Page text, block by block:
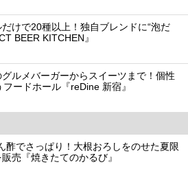
けで20種以上！独自ブレンドに“泡だ
BEER KITCHEN』
ルメバーガーからスイーツまで！個性
ードホール『reDine 新宿』
酢でさっぱり！大根おろしをのせた夏限
売『焼きたてのかるび』